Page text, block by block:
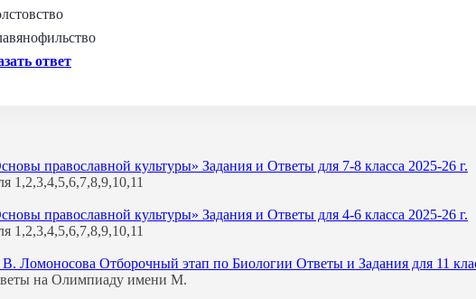
ответ
православной культуры» Задания и Ответы для 7-8 класса 2025-26 г.
1,2,3,4,5,6,7,8,9,10,11
православной культуры» Задания и Ответы для 4-6 класса 2025-26 г.
1,2,3,4,5,6,7,8,9,10,11
Ломоносова Отборочный этап по Биологии Ответы и Задания для 11
на Олимпиаду имени М.